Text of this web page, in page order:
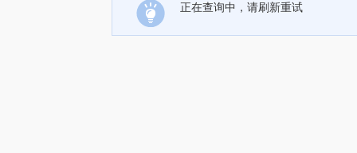
正在查询中，请刷新重试